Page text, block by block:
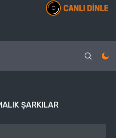
ŞARKILAR